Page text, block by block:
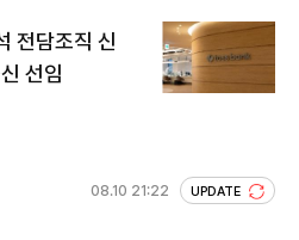
전담조직 신
선임
08.10 21:22 UPDATE